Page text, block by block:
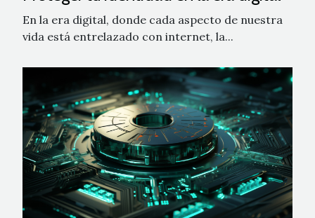
En la era digital, donde cada aspecto de nuestra
vida está entrelazado con internet, la...